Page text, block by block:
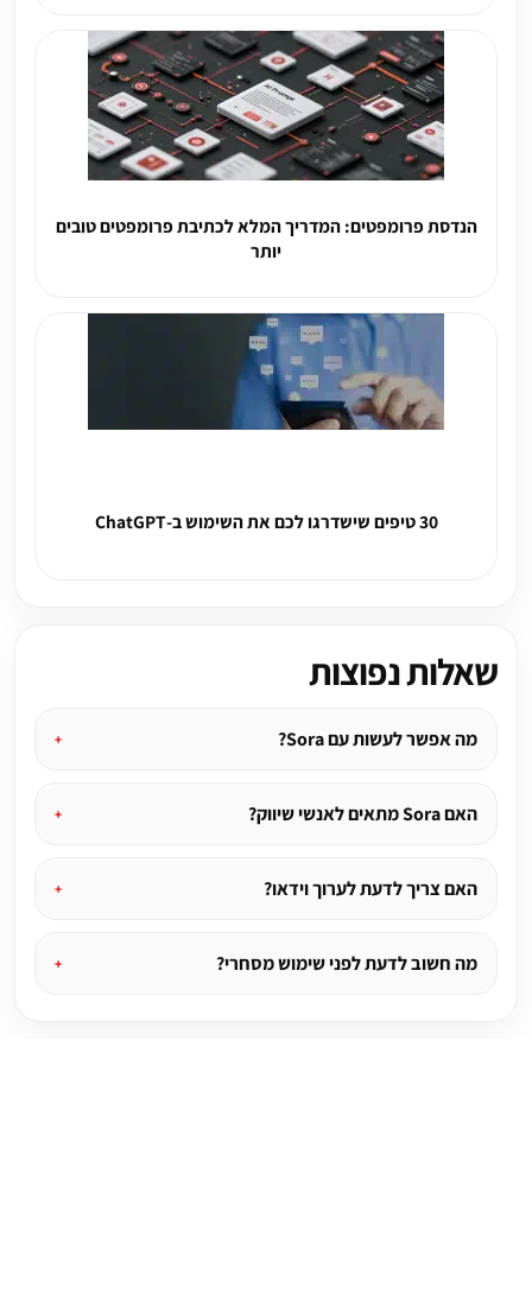
הנדסת פרומפטים: המדריך המלא לכתיבת פרומפטים טובים
יותר
30 טיפים שישדרגו לכם את השימוש ב-ChatGPT
שאלות נפוצות
מה אפשר לעשות עם Sora?
האם Sora מתאים לאנשי שיווק?
האם צריך לדעת לערוך וידאו?
מה חשוב לדעת לפני שימוש מסחרי?